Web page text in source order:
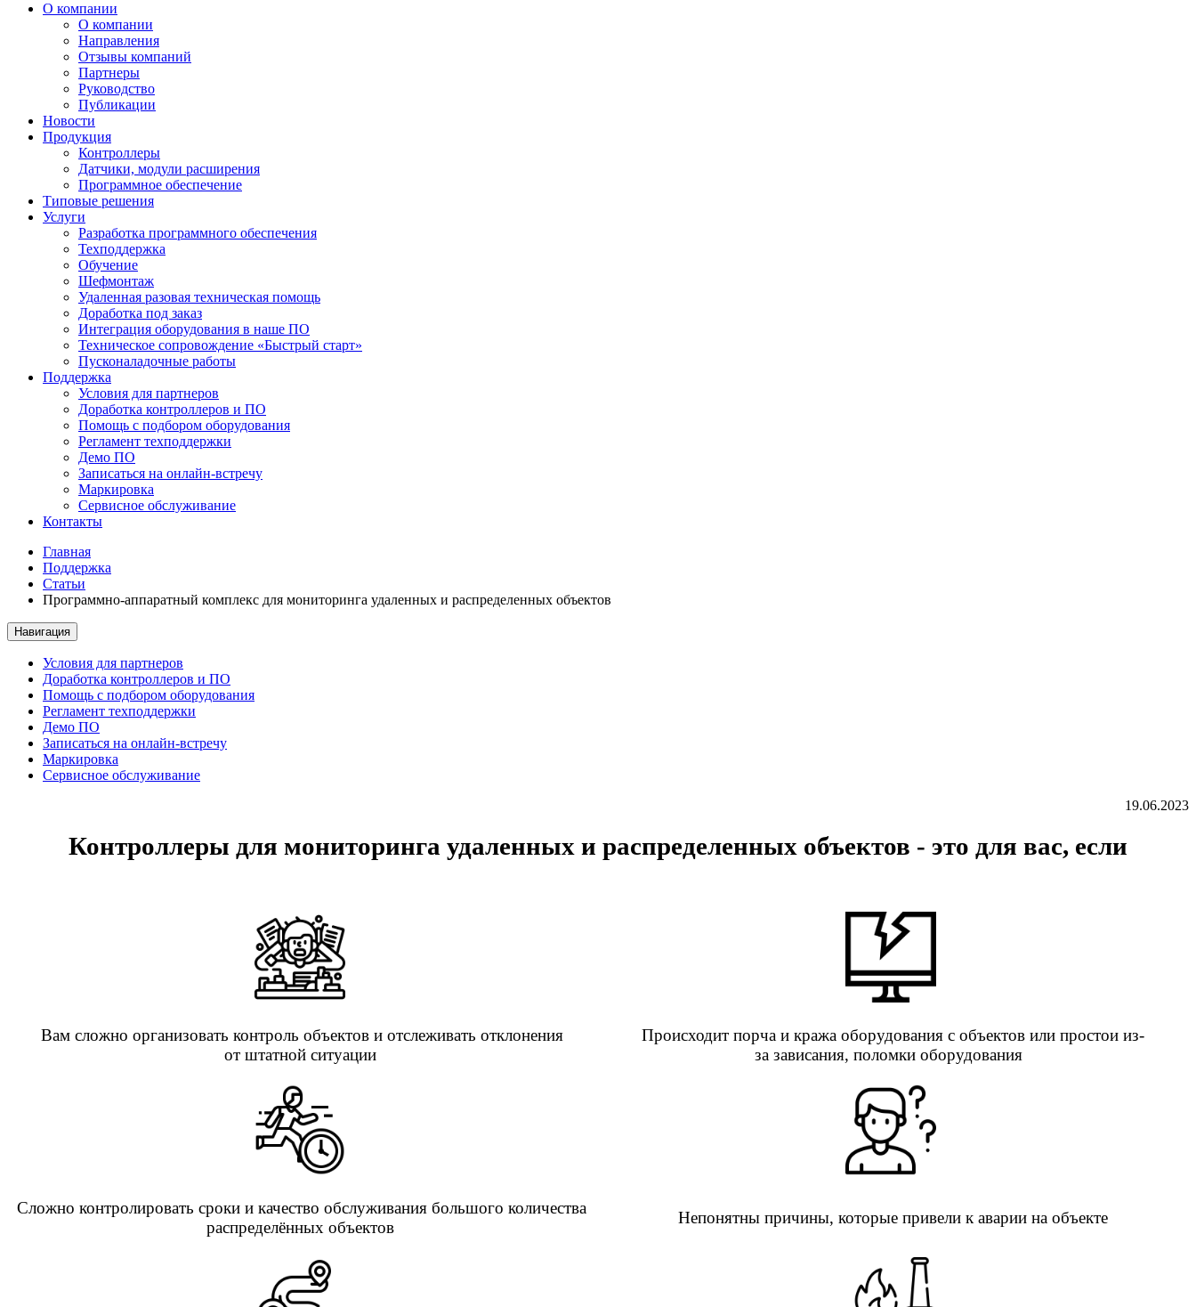
О компании
О компании
Направления
Отзывы компаний
Партнеры
Руководство
Публикации
Новости
Продукция
Контроллеры
Датчики, модули расширения
Программное обеспечение
Типовые решения
Услуги
Разработка программного обеспечения
Техподдержка
Обучение
Шефмонтаж
Удаленная разовая техническая помощь
Доработка под заказ
Интеграция оборудования в наше ПО
Техническое сопровождение «Быстрый старт»
Пусконаладочные работы
Поддержка
Условия для партнеров
Доработка контроллеров и ПО
Помощь с подбором оборудования
Регламент техподдержки
Демо ПО
Записаться на онлайн-встречу
Маркировка
Сервисное обслуживание
Контакты
Главная
Поддержка
Статьи
Программно-аппаратный комплекс для мониторинга удаленных и распределенных объектов
Навигация
Условия для партнеров
Доработка контроллеров и ПО
Помощь с подбором оборудования
Регламент техподдержки
Демо ПО
Записаться на онлайн-встречу
Маркировка
Сервисное обслуживание
19.06.2023
Контроллеры для мониторинга удаленных и распределенных объектов - это для вас, если
Вам сложно организовать контроль объектов и отслеживать отклонения
от штатной ситуации
Происходит порча и кража оборудования с объектов или простои из-
за зависания, поломки оборудования
Сложно контролировать сроки и качество обслуживания большого количества
распределённых объектов
Непонятны причины, которые привели к аварии на объекте